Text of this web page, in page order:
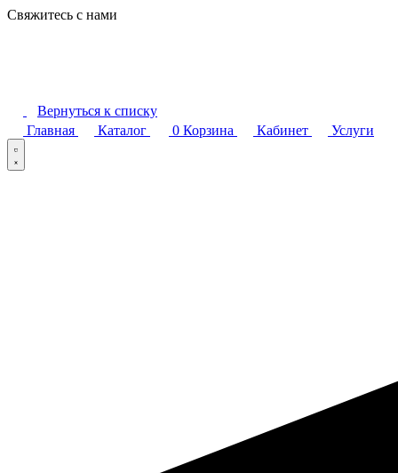
Свяжитесь с нами
Вернуться к списку
Главная
Каталог 0 Корзина Кабинет Услуги